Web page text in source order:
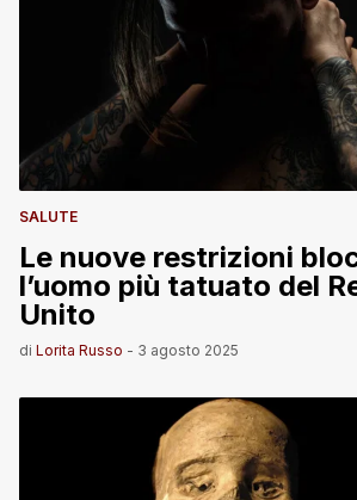
SALUTE
Le nuove restrizioni
l’uomo più tatuato del
Unito
di Lorita Russo - 3 agosto 2025